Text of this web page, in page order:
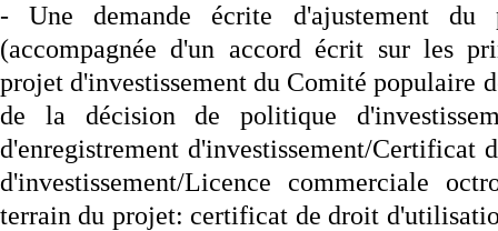
- Une demande écrite d'ajustement du
(accompagnée d'un accord écrit sur les
projet d'investissement du Comité populaire
de la décision de politique
d'enregistrement d'investissement/Certificat
d'investissement/Licence commerciale
terrain du projet: certificat de droit